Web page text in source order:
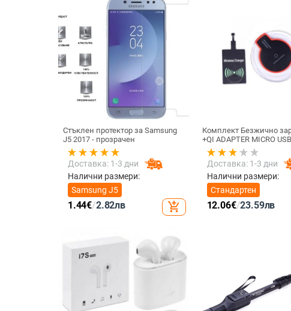
Стъклен протектор за Samsung
J5 2017 - прозрачен
Доставка: 1-3 дни
Налични размери:
Samsung J5
1.44€/2.82лв add_shopping_cart
Комплект Безжично
+QI ADAPTER MICRO
телефон + Qi Безжичен
приемник с micro USB-
цвят
Доставка: 1-3 дни
Налични размери:
Стандартен
12.06€/23.59лв